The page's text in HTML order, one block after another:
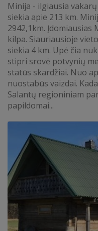
Minija - ilgiausia
siekia apie 213 km.
2942,1km. Įdomiausias
kilpa. Siauriausioje
siekia 4 km. Upė čia
stipri srovė potvynių
statūs skardžiai. Nuo
nuostabūs vaizdai.
Salantų regioniniam
papildomai...